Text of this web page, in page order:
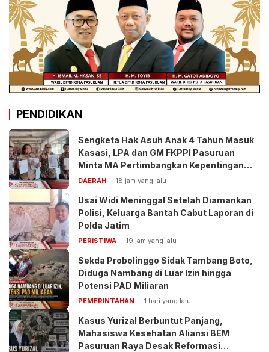
PENDIDIKAN
Sengketa Hak Asuh Anak 4 Tahun Masuk
Kasasi, LPA dan GM FKPPI Pasuruan
Minta MA Pertimbangkan Kepentingan
Anak
DAERAH 18 jam yang lalu
Usai Widi Meninggal Setelah Diamankan
Polisi, Keluarga Bantah Cabut Laporan di
Polda Jatim
PERISTIWA 19 jam yang lalu
Sekda Probolinggo Sidak Tambang Boto,
Diduga Nambang di Luar Izin hingga
Potensi PAD Miliaran
PEMERINTAHAN 1 hari yang lalu
Kasus Yurizal Berbuntut Panjang,
Mahasiswa Kesehatan Aliansi BEM
Pasuruan Raya Desak Reformasi